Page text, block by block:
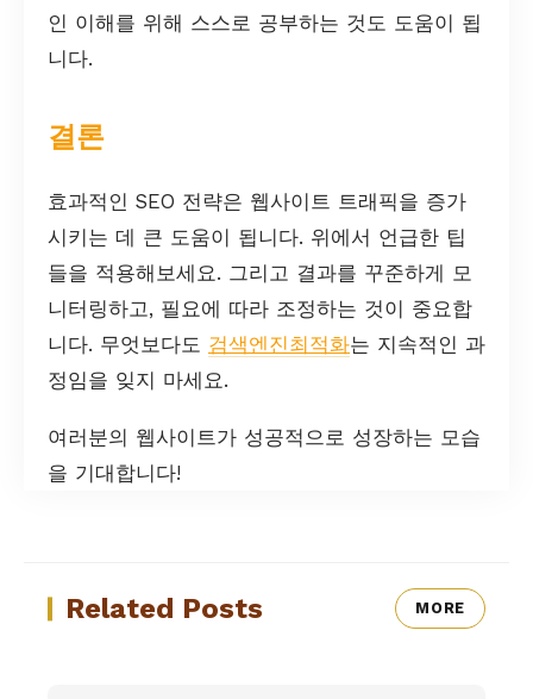
인 이해를 위해 스스로 공부하는 것도 도움이 됩
니다.
결론
효과적인 SEO 전략은 웹사이트 트래픽을 증가
시키는 데 큰 도움이 됩니다. 위에서 언급한 팁
들을 적용해보세요. 그리고 결과를 꾸준하게 모
니터링하고, 필요에 따라 조정하는 것이 중요합
니다. 무엇보다도 검색엔진최적화는 지속적인 과
정임을 잊지 마세요.
여러분의 웹사이트가 성공적으로 성장하는 모습
을 기대합니다!
Related Posts MORE